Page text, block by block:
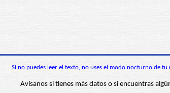
Si no puedes leer el texto, no uses el modo nocturno de tu
Avísanos si tienes más datos o si encuentras